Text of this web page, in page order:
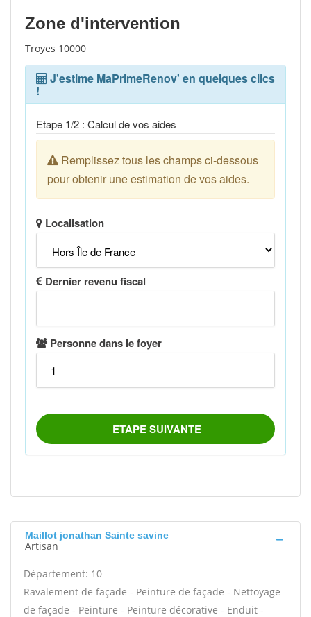
Zone d'intervention
Troyes 10000
Maillot jonathan Sainte savine
Artisan
Département: 10
Ravalement de façade - Peinture de façade - Nettoyage
de façade - Peinture - Peinture décorative - Enduit -